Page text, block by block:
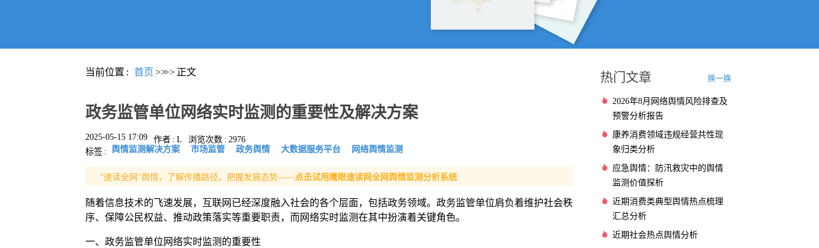
当前位置 : 首页 >>>> 正文
政务监管单位网络实时监测的重要性及解决方案
2025-05-15 17:09 作者 : L 浏览次数 : 2976
标签 : 网络舆情监测
大数据服务平台
政务舆情
市场监管
舆情监测解决方案
"速读全网"舆情，了解传播路径，把握发展态势——点击试用鹰眼速读网全网舆情监测分析系统
随着信息技术的飞速发展，互联网已经深度融入社会的各个层面，包括政务领域。政务监管单位肩负着维护社会秩
序、保障公民权益、推动政策落实等重要职责，而网络实时监测在其中扮演着关键角色。
一、政务监管单位网络实时监测的重要性
热门文章 换一换
2026年8月网络舆情风险排查及
预警分析报告
康养消费领域违规经营共性现
象归类分析
应急舆情：防汛救灾中的舆情
监测价值探析
近期消费类典型舆情热点梳理
汇总分析
近期社会热点舆情分析